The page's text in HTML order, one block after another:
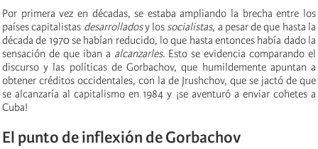
Por primera vez en décadas, se estaba ampliando la brecha entre los
países capitalistas desarrolladosy los socialistas, a pesar de que hasta la
década de 1970 se habían reducido, lo que hasta entonces había dado la
sensación de que iban a alcanzarles. Esto se evidencia comparando el
discurso y las políticas de Gorbachov, que humildemente apuntan a
obtener créditos occidentales, con la de Jrushchov, que se jactó de que
se alcanzaría al capitalismo en 1984 y ¡se aventuró a enviar cohetes a
Cuba!
El punto de inflexión de Gorbachov